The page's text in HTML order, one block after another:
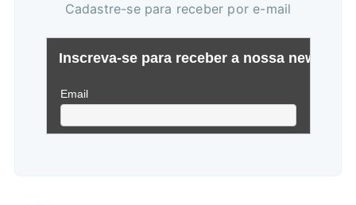
Cadastre-se para receber por e-mail
Buscar